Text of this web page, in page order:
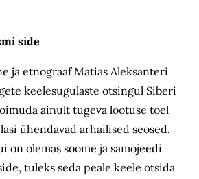
side
ja etnograaf Matias Aleksanteri
keelesugulaste otsingul Siberi
ainult tugeva lootuse toel
ühendavad arhailised seosed.
on olemas soome ja samojeedi
tuleks seda peale keele otsida